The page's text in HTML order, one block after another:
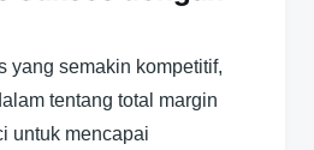
yang semakin kompetitif,
tentang total margin
untuk mencapai